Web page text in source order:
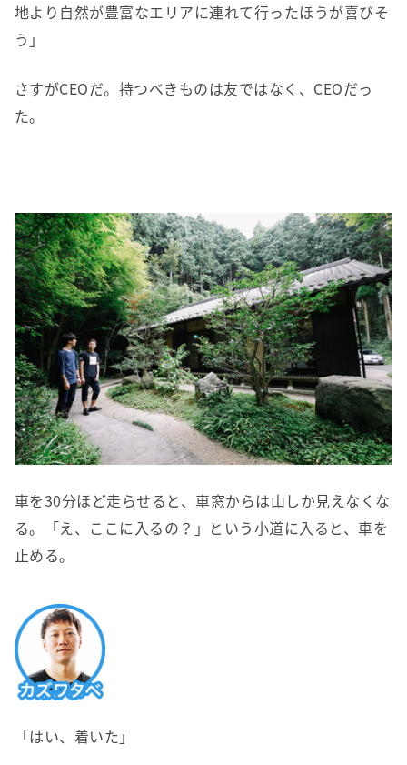
地より自然が豊富なエリアに連れて行ったほうが喜びそ
う」
さすがCEOだ。持つべきものは友ではなく、CEOだっ
た。
車を30分ほど走らせると、車窓からは山しか見えなくな
る。「え、ここに入るの？」という小道に入ると、車を
止める。
「はい、着いた」